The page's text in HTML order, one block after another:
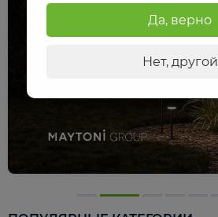
Да, верно
Нет, другой